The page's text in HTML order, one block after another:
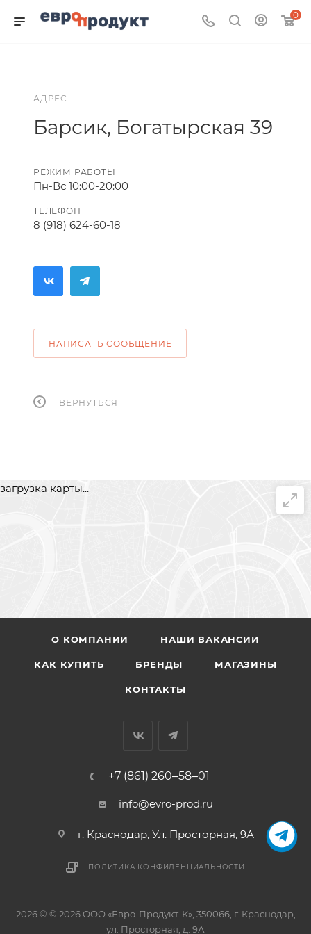
0
АДРЕС
Барсик, Богатырская 39
РЕЖИМ РАБОТЫ
Пн-Вс 10:00-20:00
ТЕЛЕФОН
8 (918) 624-60-18
НАПИСАТЬ СООБЩЕНИЕ
ВЕРНУТЬСЯ
загрузка карты...
О КОМПАНИИ НАШИ ВАКАНСИИ
КАК КУПИТЬ БРЕНДЫ МАГАЗИНЫ
КОНТАКТЫ
+7 (861) 260‒58‒01
info@evro-prod.ru
г. Краснодар, ​Ул. Просторная, 9А
ПОЛИТИКА КОНФИДЕНЦИАЛЬНОСТИ
2026 © © 2026 ООО «Евро-Продукт-К», 350066, г. Краснодар,
ул. Просторная, д. 9А